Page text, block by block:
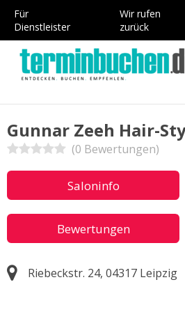
Für
Dienstleister
Wir rufen
zurück
Gunnar Zeeh Hair-
(0 Bewertungen)
Saloninfo
Bewertungen
Riebeckstr. 24, 04317 Leipzig